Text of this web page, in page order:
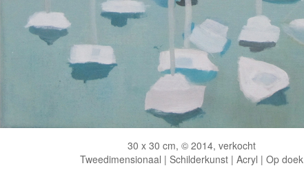
30 x 30 cm, © 2014, verkocht
Tweedimensionaal | Schilderkunst | Acryl | Op doek